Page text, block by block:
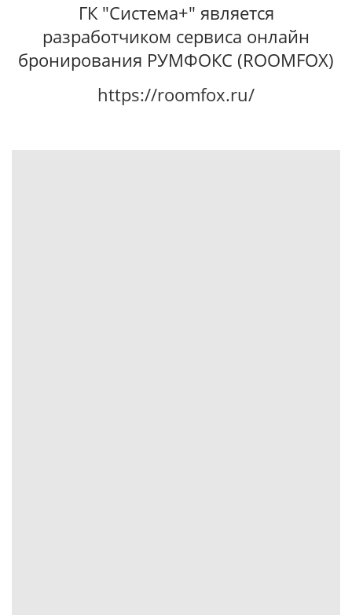
ГК "Система+" является
разработчиком сервиса онлайн
бронирования РУМФОКС (ROOMFOX)
https://roomfox.ru/